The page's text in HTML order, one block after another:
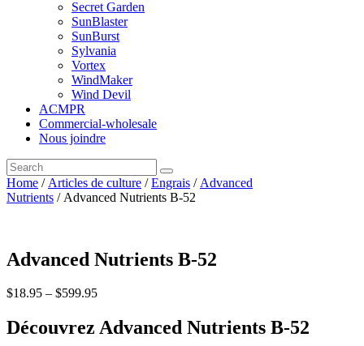
Secret Garden
SunBlaster
SunBurst
Sylvania
Vortex
WindMaker
Wind Devil
ACMPR
Commercial-wholesale
Nous joindre
Home / Articles de culture /Engrais / Advanced
Nutrients / Advanced Nutrients B-52
Advanced Nutrients B-52
$18.95 – $599.95
Découvrez Advanced Nutrients B-52